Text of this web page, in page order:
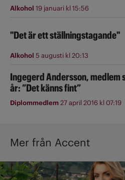
Alkohol 19 januari kl 15:56
"Det är ett ställningstagande"
Alkohol 5 augusti kl 20:13
Ingegerd Andersson, medlem
år: ”Det känns fint”
Diplommedlem27 april 2016 kl 07:19
Mer från Accent